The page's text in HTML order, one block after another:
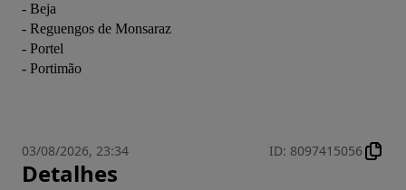
- Beja
- Reguengos de Monsaraz
- Portel
- Portimão
03/08/2026, 23:34 ID: 8097415056
Detalhes